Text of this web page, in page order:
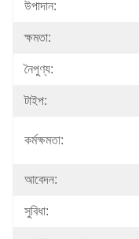
উপাদান:
ক্ষমতা:
নৈপুণ্য:
টাইপ:
কর্মক্ষমতা:
আবেদন:
সুবিধা: